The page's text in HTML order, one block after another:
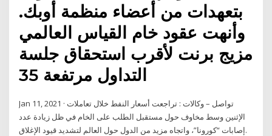
بتعهدات من أعضاء منظمة أوبك.
وأنهت عقود خام القياس العالمي
مزيج برنت لأقرب استحقاق جلسة
التداول مرتفعة 35
Jan 11, 2021 · تواصل – وكالات : تراجعت أسعار النفط خلال تعاملات
الإثنين وسط مخاوف حول مستقبل الطلب على الخام في ظل زيادة عدد
إصابات “كورونا”، واتجاه مزيد من الدول حول العالم لتشديد قيود الإغلاق.